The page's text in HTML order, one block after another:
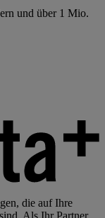
und über 1 Mio.
die auf Ihre
Als Ihr Partner